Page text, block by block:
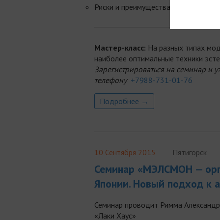
Риски и преимущества проведения
Мастер-класс: На разных типах
наиболее оптимальные техники
Зарегистрироваться на семинар
телефону +7988-731-01-76
Подробнее →
10 Сентября 2015 Пятигорск
Семинар «МЭЛСМОН —
Японии. Новый подход к
Семинар проводит Римма
«Лаки Хаус»